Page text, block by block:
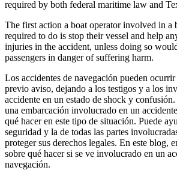
required by both federal maritime law and
The first action a boat operator involved in a
required to do is stop their vessel and help
injuries in the accident, unless doing so
passengers in danger of suffering harm.
Los accidentes de navegación pueden
previo aviso, dejando a los testigos y a los
accidente en un estado de shock y
una embarcación involucrado en un
qué hacer en este tipo de situación. Puede
seguridad y la de todas las partes
proteger sus derechos legales. En este blog,
sobre qué hacer si se ve involucrado en un
navegación.